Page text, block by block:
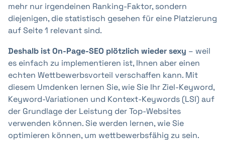
mehr nur irgendeinen Ranking-Faktor, sondern
diejenigen, die statistisch gesehen für eine Platzierung
auf Seite 1 relevant sind.
Deshalb ist On-Page-SEO plötzlich wieder sexy – weil
es einfach zu implementieren ist, Ihnen aber einen
echten Wettbewerbsvorteil verschaffen kann. Mit
diesem Umdenken lernen Sie, wie Sie Ihr Ziel-Keyword,
Keyword-Variationen und Kontext-Keywords (LSI) auf
der Grundlage der Leistung der Top-Websites
verwenden können. Sie werden lernen, wie Sie
optimieren können, um wettbewerbsfähig zu sein.